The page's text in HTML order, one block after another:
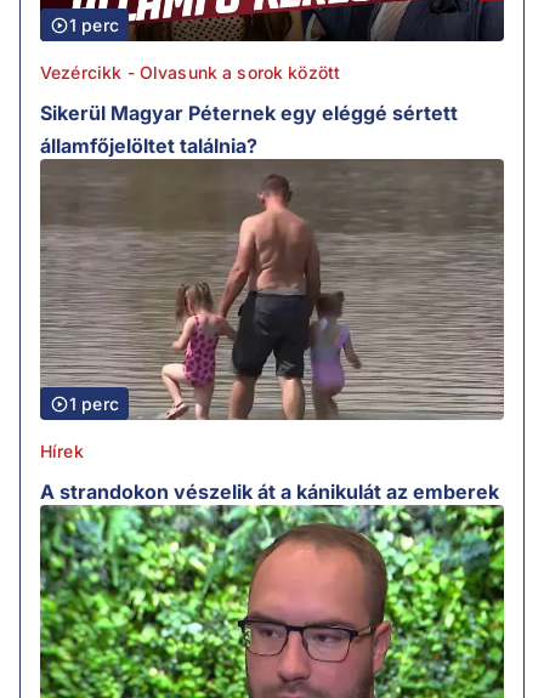
1 perc
Vezércikk - Olvasunk a sorok között
Sikerül Magyar Péternek egy eléggé sértett
államfőjelöltet találnia?
1 perc
Hírek
A strandokon vészelik át a kánikulát az emberek